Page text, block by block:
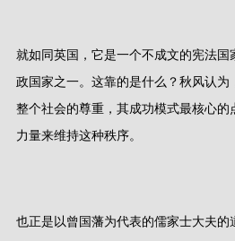
就如同英国，它是一个不成文的宪法
政国家之一。这靠的是什么？秋风认为
整个社会的尊重，其成功模式最核心
力量来维持这种秩序。
也正是以曾国藩为代表的儒家士大夫的